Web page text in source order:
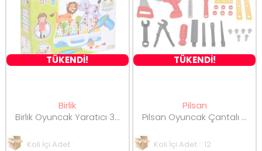
TÜKENDİ!
Birlik
Birlik Oyuncak Yaratıcı 3D 340 Parça Matkaplı Tamir Seti
Koli İçi Adet :
TÜKENDİ!
Pilsan
Pilsan Oyuncak Çantalı Tamir Seti 26 Parça 03314
Koli İçi Adet : 12